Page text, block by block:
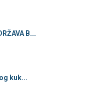
B...
kuk...